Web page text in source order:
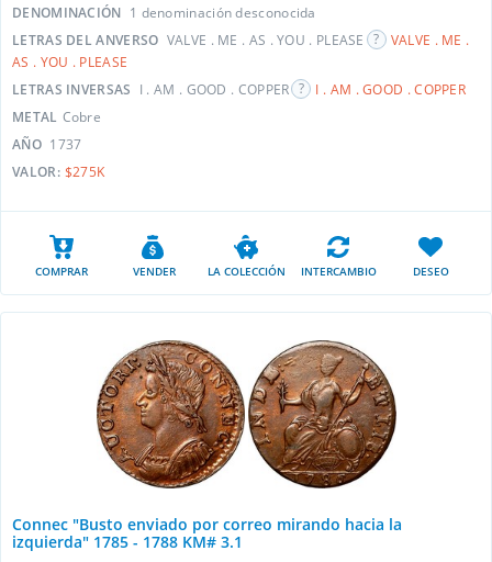
DENOMINACIÓN 1 denominación desconocida
LETRAS DEL ANVERSO VALVE . ME . AS . YOU . PLEASE
VALVE . ME .
AS . YOU . PLEASE
LETRAS INVERSAS I . AM . GOOD . COPPER
I . AM . GOOD . COPPER
METAL Cobre
AÑO 1737
VALOR: $275K
COMPRAR VENDER LA COLECCIÓN INTERCAMBIO DESEO
Connec "Busto enviado por correo mirando hacia la
izquierda" 1785 - 1788 KM# 3.1